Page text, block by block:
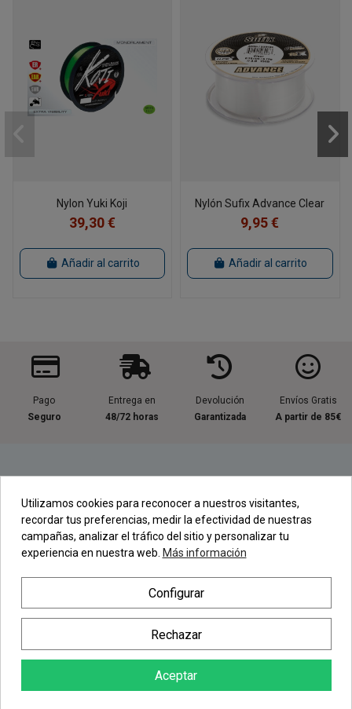
AÑADIR AL CARRITO
Nylon Yuki Koji
39,30 €
Añadir al carrito
Nylón Sufix Advance Clear
9,95 €
Añadir al carrito
Pago
Seguro
Entrega en
48/72 horas
Devolución
Garantizada
Envíos Gratis
A partir de 85€
Contacta con nosotros
Regístrate en nuestra Newsletter
Newsletter
Utilizamos cookies para reconocer a nuestros visitantes,
recordar tus preferencias, medir la efectividad de nuestras
campañas, analizar el tráfico del sitio y personalizar tu
experiencia en nuestra web. Más información
Configurar
Rechazar
Aceptar